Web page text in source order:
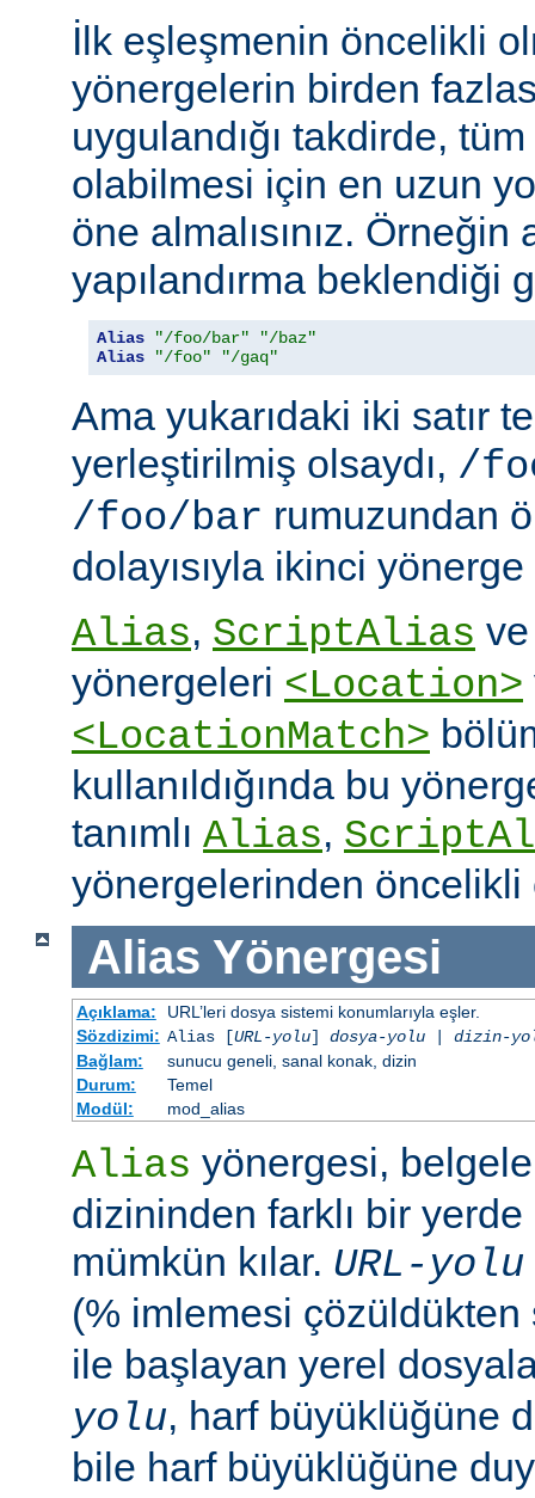
İlk eşleşmenin öncelikli
yönergelerin birden
uygulandığı takdirde,
olabilmesi için en uzun
öne almalısınız. Örneğin
yapılandırma beklendiği
Alias "/foo/bar"
"/baz"
Alias
"/foo" "/gaq"
Ama yukarıdaki iki satır
yerleştirilmiş olsaydı, /
/foo/bar rumuzundan
dolayısıyla ikinci yönerge
Alias, ScriptAlias
yönergeleri <Location>
<LocationMatch>
kullanıldığında bu
tanımlı Alias,
yönergelerinden öncelikli
Alias Yönergesi
Açıklama:
URL’leri dosya sistemi konumlarıyla eşler.
Sözdizimi: Alias [URL-yolu] dosya-yolu| dizin-
Bağlam:
sunucu geneli, sanal konak, dizin
Durum:
Temel
Modül:
mod_alias
Alias yönergesi,
dizininden farklı bir yerde
mümkün kılar. URL-yolu
(% imlemesi
ile başlayan yerel
yolu, harf büyüklüğüne
bile harf büyüklüğüne